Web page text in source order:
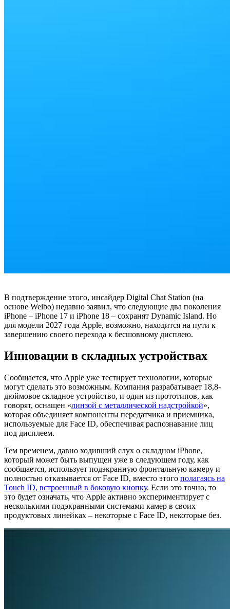
В подтверждение этого, инсайдер Digital Chat Station (на
основе Weibo) недавно заявил, что следующие два поколения
iPhone – iPhone 17 и iPhone 18 – сохранят Dynamic Island. Но
для модели 2027 года Apple, возможно, находится на пути к
завершению своего перехода к бесшовному дисплею.
Инновации в складных устройствах
Сообщается, что Apple уже тестирует технологии, которые
могут сделать это возможным. Компания разрабатывает 18,8-
дюймовое складное устройство, и один из прототипов, как
говорят, оснащен «линзой с металлической надстройкой»,
которая объединяет компоненты передатчика и приемника,
используемые для Face ID, обеспечивая распознавание лиц
под дисплеем.
Тем временем, давно ходивший слух о складном iPhone,
который может быть выпущен уже в следующем году, как
сообщается, использует подэкранную фронтальную камеру и
полностью отказывается от Face ID, вместо этого полагаясь на
Touch ID, встроенный в боковую кнопку. Если это точно, то
это будет означать, что Apple активно экспериментирует с
несколькими подэкранными системами камер в своих
продуктовых линейках – некоторые с Face ID, некоторые без.